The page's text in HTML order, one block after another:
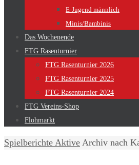
E-Jugend männlich
Minis/Bambinis
Das Wochenende
FTG Rasenturnier
FTG Rasenturnier 2026
FTG Rasenturnier 2025
FTG Rasenturnier 2024
FTG Vereins-Shop
Flohmarkt
Home
Spielberichte Aktive Archiv nach